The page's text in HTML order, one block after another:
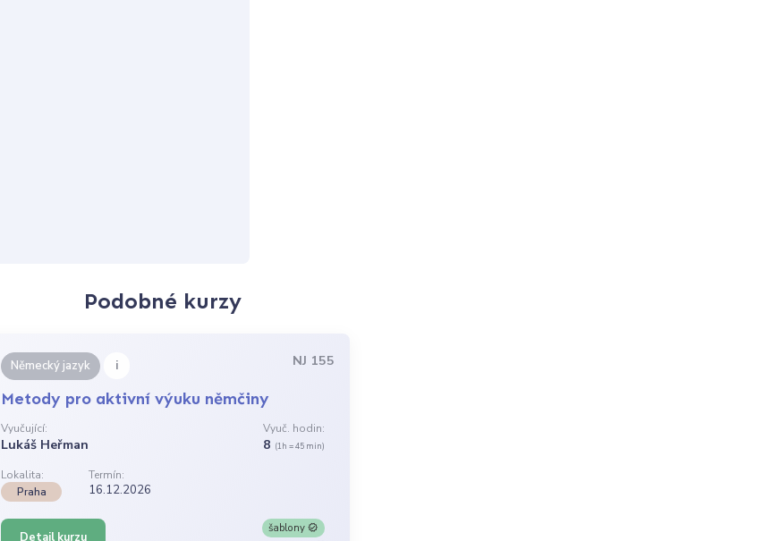
Podobné kurzy
Německý jazyk i NJ 155
Metody pro aktivní výuku němčiny
Vyučující:
Lukáš Heřman
Vyuč. hodin:
8 (1h = 45 min)
Lokalita:
Termín:
Praha
16.12.2026
Detail kurzu
šablony